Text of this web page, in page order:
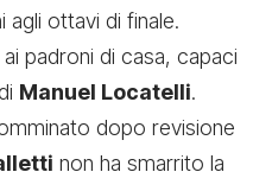
ottavi di finale.
padroni di casa, capaci
Manuel Locatelli.
dopo revisione
non ha smarrito la